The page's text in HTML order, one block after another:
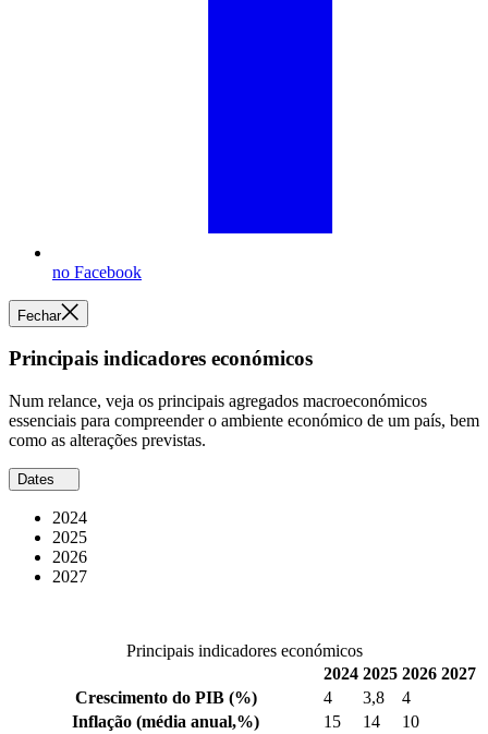
no Facebook
Fechar
Principais indicadores económicos
Num relance, veja os principais agregados macroeconómicos
essenciais para compreender o ambiente económico de um país, bem
como as alterações previstas.
Dates
2024
2025
2026
2027
Principais indicadores económicos
2024 2025 2026 2027
Crescimento do PIB (%) 4 3,8
4
Inflação (média anual,%) 15 14
10